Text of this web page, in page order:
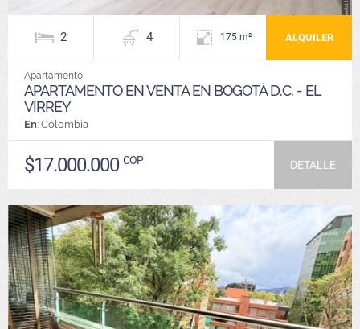
2 4 175 m² ALQUILER
Apartamento
APARTAMENTO EN VENTA EN BOGOTÁ D.C. - EL
VIRREY
En: Colombia
$17.000.000 COP DETALLE